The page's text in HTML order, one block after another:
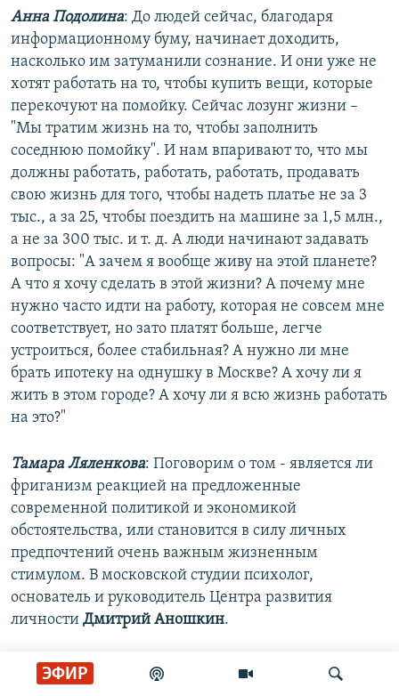
ЭФИР
Анна Подолина: До людей сейчас, благодаря
информационному буму, начинает доходить,
насколько им затуманили сознание. И они уже не
хотят работать на то, чтобы купить вещи, которые
перекочуют на помойку. Сейчас лозунг жизни –
"Мы тратим жизнь на то, чтобы заполнить
соседнюю помойку". И нам впаривают то, что мы
должны работать, работать, работать, продавать
свою жизнь для того, чтобы надеть платье не за 3
тыс., а за 25, чтобы поездить на машине за 1,5 млн.,
а не за 300 тыс. и т. д. А люди начинают задавать
вопросы: "А зачем я вообще живу на этой планете?
А что я хочу сделать в этой жизни? А почему мне
нужно часто идти на работу, которая не совсем мне
соответствует, но зато платят больше, легче
устроиться, более стабильная? А нужно ли мне
брать ипотеку на однушку в Москве? А хочу ли я
жить в этом городе? А хочу ли я всю жизнь работать
на это?"
Тамара Ляленкова: Поговорим о том - является ли
фриганизм реакцией на предложенные
современной политикой и экономикой
обстоятельства, или становится в силу личных
предпочтений очень важным жизненным
стимулом. В московской студии психолог,
основатель и руководитель Центра развития
личности Дмитрий Аношкин.
Как вам кажется, вот этот стиль жизни, который
возник у разных людей, это такой социальный